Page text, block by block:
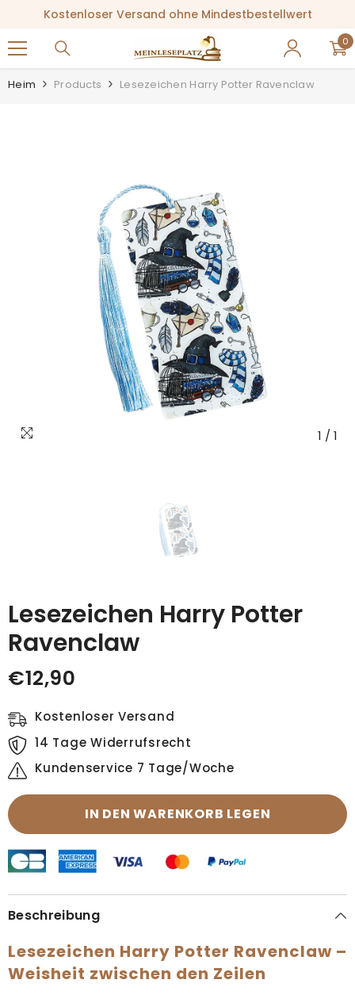
Kostenloser Versand ohne Mindestbestellwert
0
0
Heim Products Lesezeichen Harry Potter Ravenclaw
1 / 1
Lesezeichen Harry Potter
Ravenclaw
€12,90
Kostenloser Versand
14 Tage Widerrufsrecht
Kundenservice 7 Tage/Woche
IN DEN WARENKORB LEGEN
Beschreibung
Lesezeichen Harry Potter Ravenclaw –
Weisheit zwischen den Zeilen